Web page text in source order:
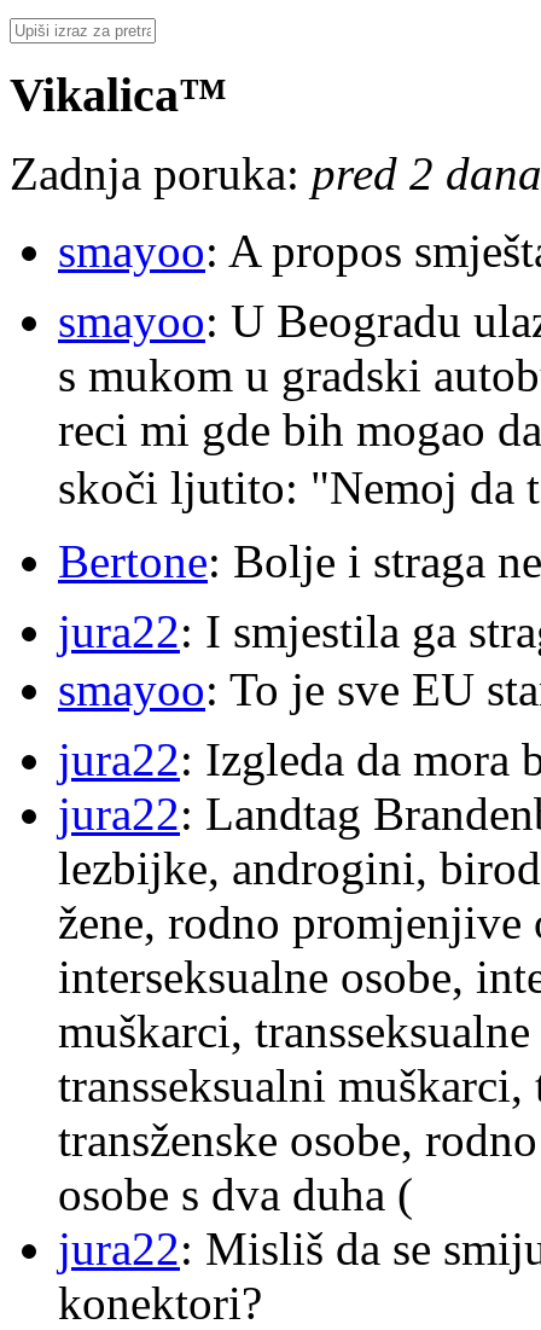
Vikalica™
Zadnja poruka: pred 2
smayoo: A propos
smayoo: U Beogradu
s mukom u gradski
reci mi gde bih mogao
skoči ljutito: "Nemoj da
Bertone: Bolje i straga
jura22: I smjestila ga
smayoo: To je sve EU
jura22: Izgleda da mora
jura22: Landtag
lezbijke, androgini,
žene, rodno
interseksualne osobe,
muškarci,
transseksualni muškarci,
transženske osobe,
osobe s dva duha (
jura22: Misliš da se
konektori?